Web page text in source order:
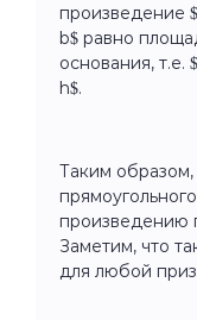
произведение
b$ равно
основания, т.е.
h$.
Таким
произведению
Заметим, что
для любой